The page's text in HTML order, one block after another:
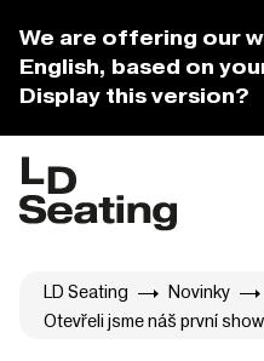
We are offering our
English, based on
Display this version?
LD Seating
Novinky
Otevřeli jsme náš první